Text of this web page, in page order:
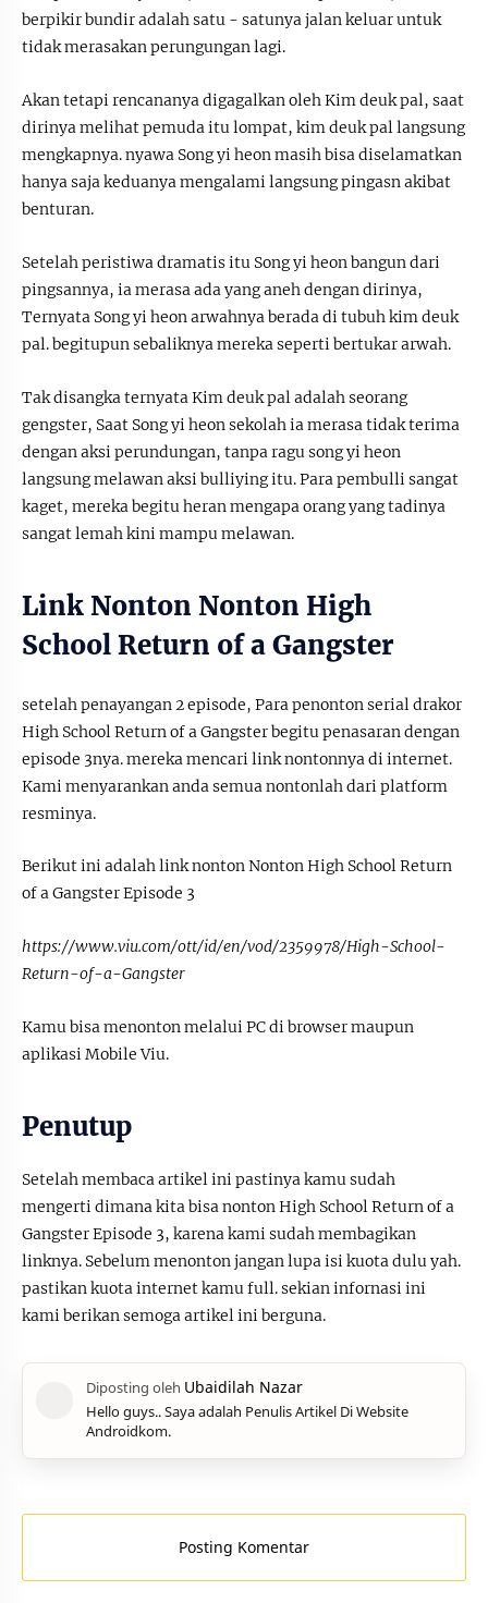
berpikir bundir adalah satu - satunya jalan keluar untuk
tidak merasakan perungungan lagi.
Akan tetapi rencananya digagalkan oleh Kim deuk pal, saat
dirinya melihat pemuda itu lompat, kim deuk pal langsung
mengkapnya. nyawa Song yi heon masih bisa diselamatkan
hanya saja keduanya mengalami langsung pingasn akibat
benturan.
Setelah peristiwa dramatis itu Song yi heon bangun dari
pingsannya, ia merasa ada yang aneh dengan dirinya,
Ternyata Song yi heon arwahnya berada di tubuh kim deuk
pal. begitupun sebaliknya mereka seperti bertukar arwah.
Tak disangka ternyata Kim deuk pal adalah seorang
gengster, Saat Song yi heon sekolah ia merasa tidak terima
dengan aksi perundungan, tanpa ragu song yi heon
langsung melawan aksi bulliying itu. Para pembulli sangat
kaget, mereka begitu heran mengapa orang yang tadinya
sangat lemah kini mampu melawan.
Link Nonton Nonton High
School Return of a Gangster
setelah penayangan 2 episode, Para penonton serial drakor
High School Return of a Gangster begitu penasaran dengan
episode 3nya. mereka mencari link nontonnya di internet.
Kami menyarankan anda semua nontonlah dari platform
resminya.
Berikut ini adalah link nonton Nonton High School Return
of a Gangster Episode 3
https://www.viu.com/ott/id/en/vod/2359978/High-School-
Return-of-a-Gangster
Kamu bisa menonton melalui PC di browser maupun
aplikasi Mobile Viu.
Penutup
Setelah membaca artikel ini pastinya kamu sudah
mengerti dimana kita bisa nonton High School Return of a
Gangster Episode 3, karena kami sudah membagikan
linknya. Sebelum menonton jangan lupa isi kuota dulu yah.
pastikan kuota internet kamu full. sekian infornasi ini
kami berikan semoga artikel ini berguna.
Hello guys.. Saya adalah Penulis Artikel Di Website
Androidkom.
Posting Komentar